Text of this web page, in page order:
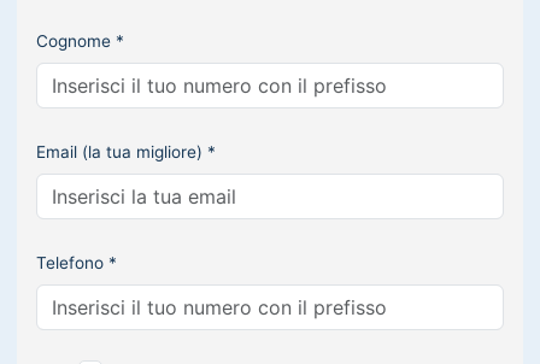
Cognome *
Email (la tua migliore) *
Telefono *